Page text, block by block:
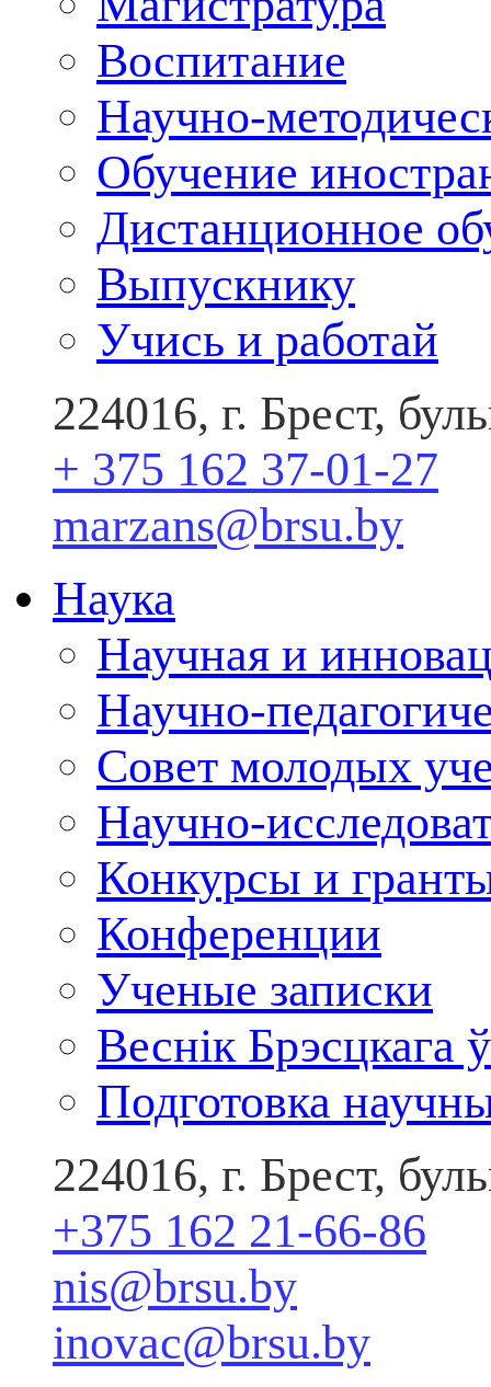
Воспитание
Научно-
Обучение
Дистанционное
Выпускнику
Учись и работай
224016, г. Брест,
+ 375 162 37-01-27
marzans@brsu.by
Наука
Научная и
Научно-
Совет молодых
Научно-
Конкурсы и
Конференции
Ученые записки
Веснік Брэсцкага
Подготовка
224016, г. Брест,
+375 162 21-66-86
nis@brsu.by
inovac@brsu.by